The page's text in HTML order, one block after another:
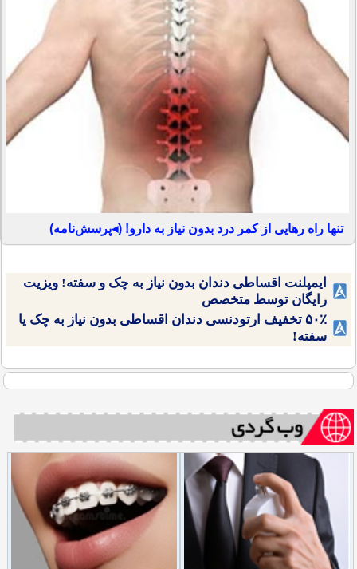
تنها راه رهایی از کمر درد بدون نیاز به دارو! (◂پرسش‌نامه)
ایمپلنت اقساطی دندان بدون نیاز به چک و سفته! ویزیت
رایگان توسط متخصص
۵۰٪ تخفیف ارتودنسی دندان اقساطی بدون نیاز به چک یا
سفته!